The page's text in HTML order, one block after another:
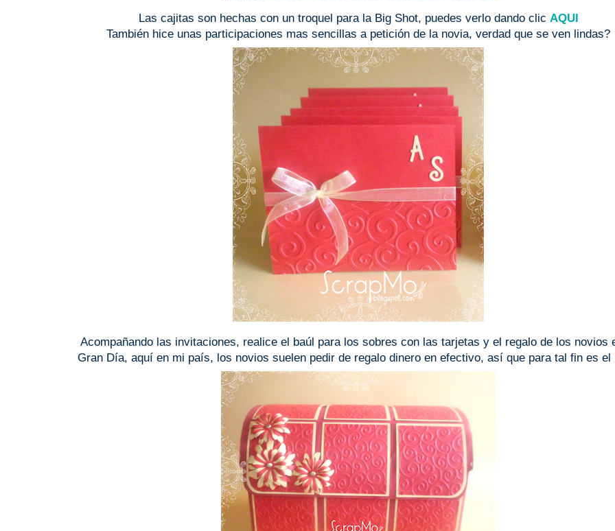
Las cajitas son hechas con un troquel para la Big Shot, puedes verlo dando clic AQUI
También hice unas participaciones mas sencillas a petición de la novia, verdad que se ven lindas?
Acompañando las invitaciones, realice el baúl para los sobres con las tarjetas y el regalo de los novios
Gran Día, aquí en mi país, los novios suelen pedir de regalo dinero en efectivo, así que para tal fin es el